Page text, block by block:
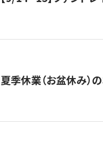
夏季休業（お盆休み）